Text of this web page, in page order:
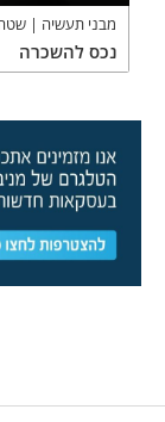
מבני תעשיה
נכס להשכרה